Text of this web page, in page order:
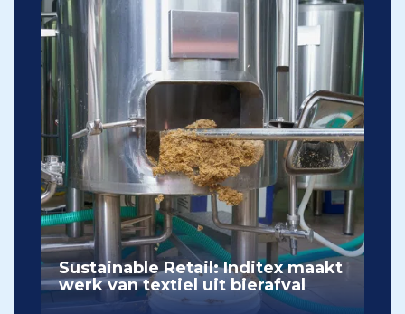
Sustainable Retail: Inditex maakt
werk van textiel uit bierafval